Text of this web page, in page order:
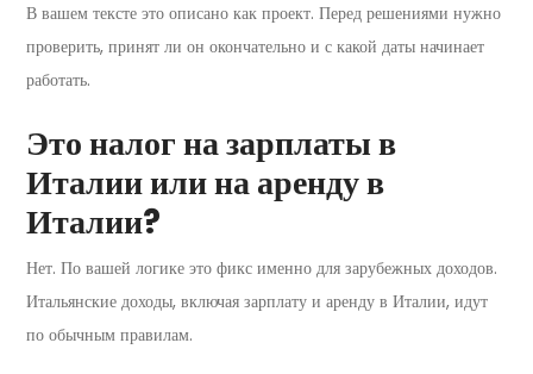
В вашем тексте это описано как проект. Перед решениями нужно
проверить, принят ли он окончательно и с какой даты начинает
работать.
Это налог на зарплаты в
Италии или на аренду в
Италии?
Нет. По вашей логике это фикс именно для зарубежных доходов.
Итальянские доходы, включая зарплату и аренду в Италии, идут
по обычным правилам.